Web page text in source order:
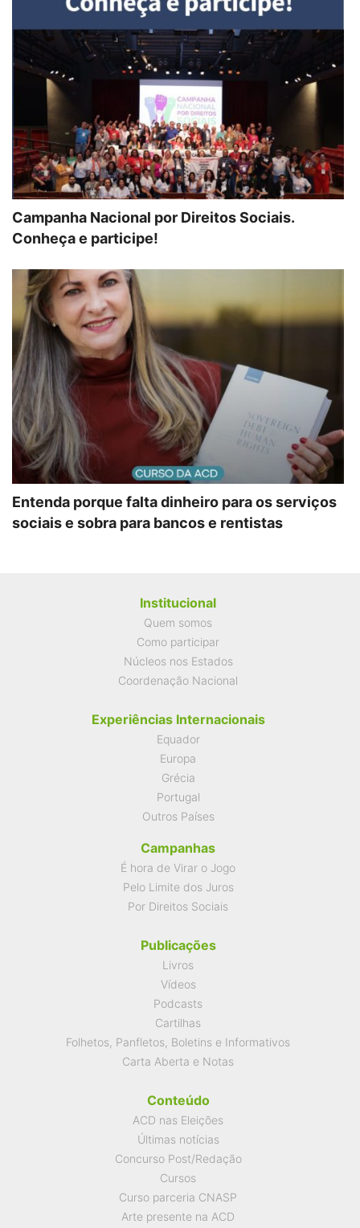
Campanha Nacional por Direitos Sociais.
Conheça e participe!
Entenda porque falta dinheiro para os serviços
sociais e sobra para bancos e rentistas
Institucional
Quem somos
Como participar
Núcleos nos Estados
Coordenação Nacional
Experiências Internacionais
Equador
Europa
Grécia
Portugal
Outros Países
Campanhas
É hora de Virar o Jogo
Pelo Limite dos Juros
Por Direitos Sociais
Publicações
Livros
Vídeos
Podcasts
Cartilhas
Folhetos, Panfletos, Boletins e Informativos
Carta Aberta e Notas
Conteúdo
ACD nas Eleições
Últimas notícias
Concurso Post/Redação
Cursos
Curso parceria CNASP
Arte presente na ACD